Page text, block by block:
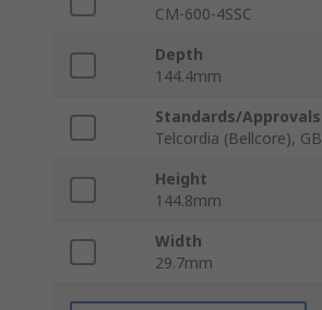
CM-600-4SSC
Depth
144.4mm
Standards/Approvals
Telcordia (Bellcore), GB
Height
144.8mm
Width
29.7mm